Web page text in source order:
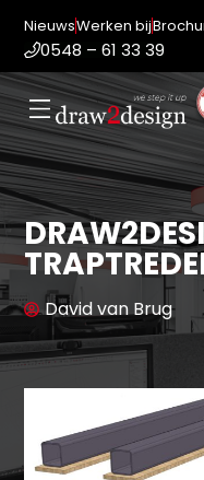
NieuwsWerken bij
0548 – 61 33 39
David van Brug